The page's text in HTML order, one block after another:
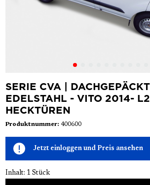
SERIE CVA |
EDELSTAHL - VITO 2014-
HECKTÜREN
Produktnummer: 400600
Jetzt einloggen und Preis ansehen
Inhalt: 1 Stück